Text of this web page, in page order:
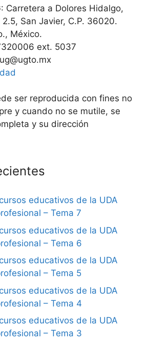
Carretera a Dolores Hidalgo,
San Javier, C.P. 36020.
México.
ext. 5037
ser reproducida con fines no
y cuando no se mutile, se
y su dirección
educativos de la UDA
– Tema 7
educativos de la UDA
– Tema 6
educativos de la UDA
– Tema 5
educativos de la UDA
– Tema 4
educativos de la UDA
– Tema 3